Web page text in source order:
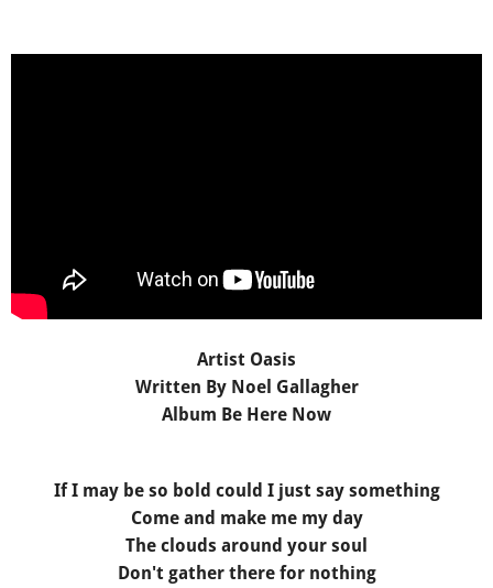
Artist Oasis
Written By Noel Gallagher
Album Be Here Now
If I may be so bold could I just say something
Come and make me my day
The clouds around your soul
Don't gather there for nothing